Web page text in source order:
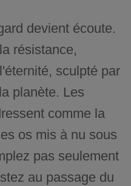
devient écoute.
résistance,
sculpté par
planète. Les
comme la
os mis à nu sous
pas seulement
au passage du